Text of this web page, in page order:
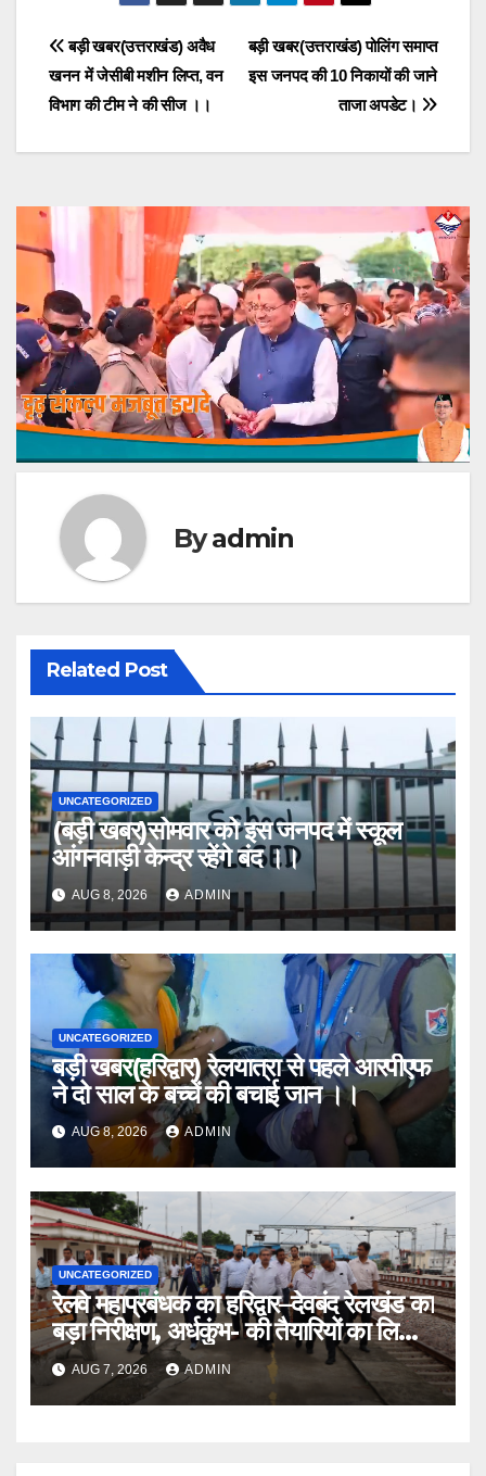
Post
navigation
बड़ी खबर(उत्तराखंड) पोलिंग समाप्त
इस जनपद की 10 निकायों की जाने
ताजा अपडेट।
बड़ी खबर(उत्तराखंड) अवैध
खनन में जेसीबी मशीन लिप्त, वन
विभाग की टीम ने की सीज ।।
Byadmin
Related Post
UNCATEGORIZED
(बड़ी खबर)सोमवार को इस जनपद में स्कूल
आंगनवाड़ी केन्द्र रहेंगे बंद ।।
AUG 8, 2026 ADMIN
UNCATEGORIZED
बड़ी खबर(हरिद्वार) रेलयात्रा से पहले आरपीएफ
ने दो साल के बच्चें की बचाई जान ।।
AUG 8, 2026 ADMIN
UNCATEGORIZED
रेलवे महाप्रबंधक का हरिद्वार–देवबंद रेलखंड का
बड़ा निरीक्षण, अर्धकुंभ- की तैयारियों का लिया
जायजा
AUG 7, 2026 ADMIN